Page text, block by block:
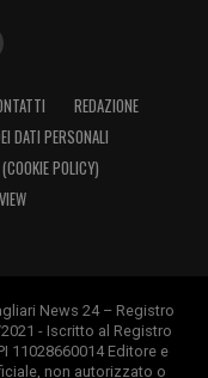
REDAZIONE
DATI PERSONALI
POLICY)
News 24 – Registro
- Iscritto al Registro
11028660014 Editore e
non autorizzato o